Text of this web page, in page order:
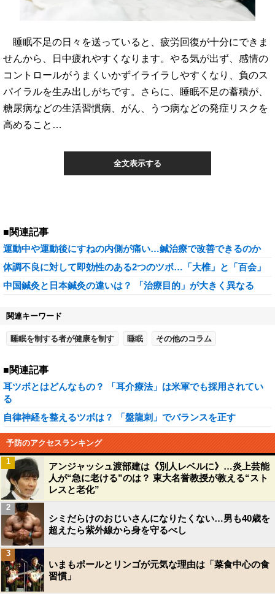
睡眠不足の日々を送っていると、疲労回復が十分にできま
せんから、日中疲れやすくなります。やる気が出ず、感情の
コントロールがうまくいかずイライラしやすくなり、負のス
パイラルを生み出しがちです。さらに、睡眠不足の蓄積が、
糖尿病などの生活習慣病、がん、うつ病などの発症リスクを
高めること…
全文表示する
■関連記事
運動中や運動後にすねの内側が痛い…鍼治療で改善できるのか
体調不良に対して即効性のある2つのツボ…「大椎」と「百会」
中国鍼灸と日本鍼灸の違いは？ 「治療目的」が大きく異なる
関連キーワード
睡眠を制する者が健康を制す 睡眠 その他のコラム
■関連記事
耳ツボとはどんなもの？ 「耳介療法」は米軍でも採用されてい
る
自律神経を整えるツボは？ 「盤龍刺」でバランスを正す
予防のアクセスランキング
アンジャッシュ渡部建は《別人レベルに》…炎上芸能
人が“急に老ける”のは？ 東大名誉教授が教える“スト
レスと老化”
1
シミだらけのおじいさんになりたくない…男も40歳を
超えたら紫外線から身を守るべし
2
いまもポールとリンゴが元気な理由は「菜食中心の食
習慣」
3